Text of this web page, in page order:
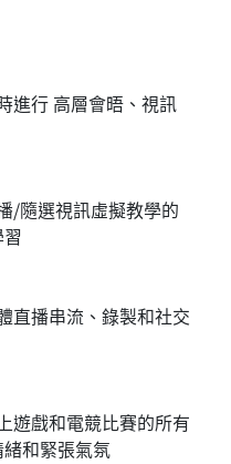
進行 高層會晤、視訊
/隨選視訊虛擬教學的
直播串流、錄製和社交
遊戲和電競比賽的所有
和緊張氣氛